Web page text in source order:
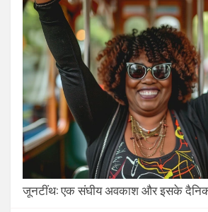
जूनटींथ: एक संघीय अवकाश और इसके दैनिक